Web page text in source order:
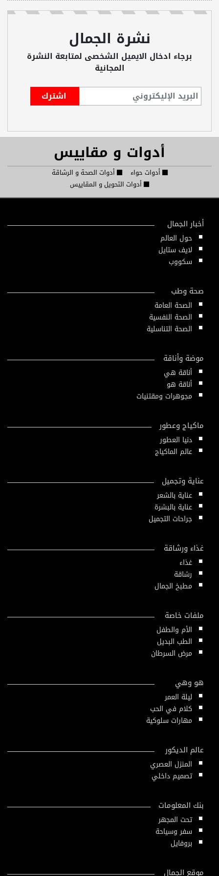
نشرة الجمال
برجاء ادخال الايميل الشخصى لمتابعة النشرة
المجانية
أدوات و مقاييس
أدوات حواء
أدوات الصحة و الرشاقة
أدوات التحويل و المقاييس
أخبار الجمال
حول العالم
لايف ستايل
سكووب
صحة وطب
الصحة العامة
الصحة النفسية
الصحة التناسلية
موضة وأناقة
أناقة هي
أناقة هو
مجوهرات ومقتنيات
ماكياج وعطور
دنيا العطور
عالم الماكياج
عناية وتجميل
عناية بالشعر
عناية بالبشرة
جراحات التجميل
غذاء ورشاقة
غذاء
رشاقة
مطبخ الجمال
ملفات خاصة
الأم والطفل
الطب البديل
مرض السرطان
هو وهي
ليلة العمر
كلام في الحب
مهارات سلوكية
عالم الديكور
المنزل العصري
تصميم داخلي
بنك المعلومات
تحت المجهر
سفر وسياحة
بروفايل
موقع الجمال